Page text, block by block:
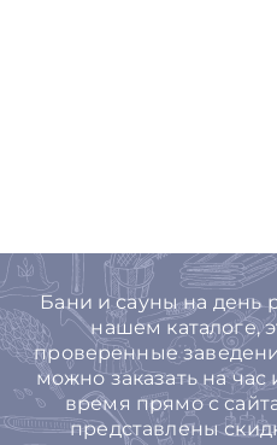
Бани и сауны на день
нашем каталоге,
проверенные
можно заказать на
время прямо с
представлены